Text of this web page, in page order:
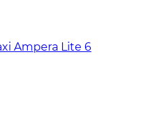
Ampera Lite 6